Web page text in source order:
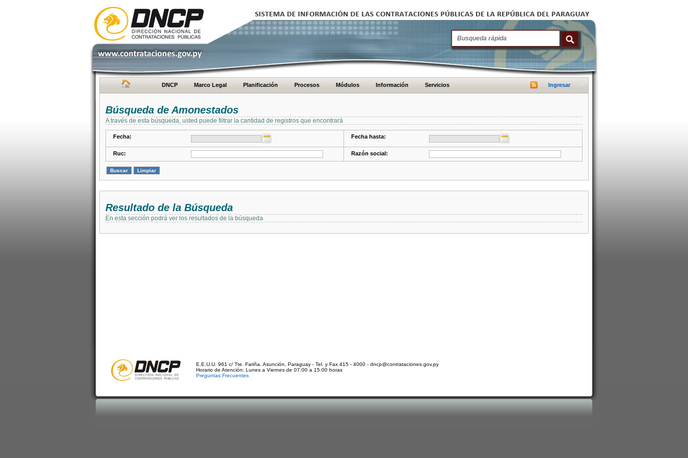
DNCP Marco Legal Planificación Procesos Módulos Información Servicios Ingresar
Búsqueda de Amonestados
A través de esta búsqueda, usted puede filtrar la cantidad de registros que encontrará
Fecha: Fecha hasta:
Ruc: Razón social:
Resultado de la Búsqueda
En esta sección podrá ver los resultados de la búsqueda
E.E.U.U. 961 c/ Tte. Fariña. Asunción, Paraguay - Tel. y Fax 415 - 4000 - dncp@contrataciones.gov.py
Horario de Atención: Lunes a Viernes de 07:00 a 15:00 horas
Preguntas Frecuentes